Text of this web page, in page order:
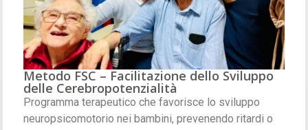
Metodo FSC – Facilitazione dello Sviluppo
delle Cerebropotenzialità
Programma terapeutico che favorisce lo sviluppo
neuropsicomotorio nei bambini, prevenendo ritardi o